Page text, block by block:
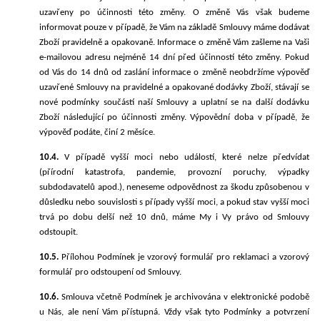
uzavřeny po účinnosti této změny. O změně Vás však budeme
informovat pouze v případě, že Vám na základě Smlouvy máme dodávat
Zboží pravidelně a opakovaně. Informace o změně Vám zašleme na Vaši
e-mailovou adresu nejméně 14 dní před účinností této změny. Pokud
od Vás do 14 dnů od zaslání informace o změně neobdržíme výpověď
uzavřené Smlouvy na pravidelné a opakované dodávky Zboží, stávají se
nové podmínky součástí naší Smlouvy a uplatní se na další dodávku
Zboží následující po účinnosti změny. Výpovědní doba v případě, že
výpověď podáte, činí 2 měsíce.
10.4. V případě vyšší moci nebo událostí, které nelze předvídat
(přírodní katastrofa, pandemie, provozní poruchy, výpadky
subdodavatelů apod.), neneseme odpovědnost za škodu způsobenou v
důsledku nebo souvislosti s případy vyšší moci, a pokud stav vyšší moci
trvá po dobu delší než 10 dnů, máme My i Vy právo od Smlouvy
odstoupit.
10.5. Přílohou Podmínek je vzorový formulář pro reklamaci a vzorový
formulář pro odstoupení od Smlouvy.
10.6. Smlouva včetně Podmínek je archivována v elektronické podobě
u Nás, ale není Vám přístupná. Vždy však tyto Podmínky a potvrzení